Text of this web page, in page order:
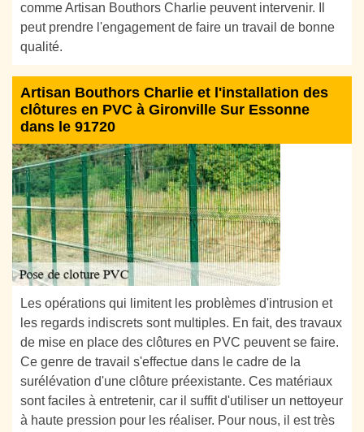
comme Artisan Bouthors Charlie peuvent intervenir. Il
peut prendre l'engagement de faire un travail de bonne
qualité.
Artisan Bouthors Charlie et l'installation des
clôtures en PVC à Gironville Sur Essonne
dans le 91720
Les opérations qui limitent les problèmes d'intrusion et
les regards indiscrets sont multiples. En fait, des travaux
de mise en place des clôtures en PVC peuvent se faire.
Ce genre de travail s'effectue dans le cadre de la
surélévation d'une clôture préexistante. Ces matériaux
sont faciles à entretenir, car il suffit d'utiliser un nettoyeur
à haute pression pour les réaliser. Pour nous, il est très